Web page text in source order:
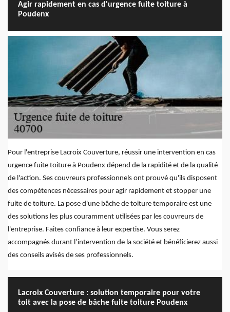
Agir rapidement en cas d'urgence fuite toiture à
Poudenx
Pour l'entreprise Lacroix Couverture, réussir une intervention en cas
urgence fuite toiture à Poudenx dépend de la rapidité et de la qualité
de l'action. Ses couvreurs professionnels ont prouvé qu'ils disposent
des compétences nécessaires pour agir rapidement et stopper une
fuite de toiture. La pose d'une bâche de toiture temporaire est une
des solutions les plus couramment utilisées par les couvreurs de
l'entreprise. Faites confiance à leur expertise. Vous serez
accompagnés durant l’intervention de la société et bénéficierez aussi
des conseils avisés de ses professionnels.
Lacroix Couverture : solution temporaire pour votre
toit avec la pose de bâche fuite toiture Poudenx